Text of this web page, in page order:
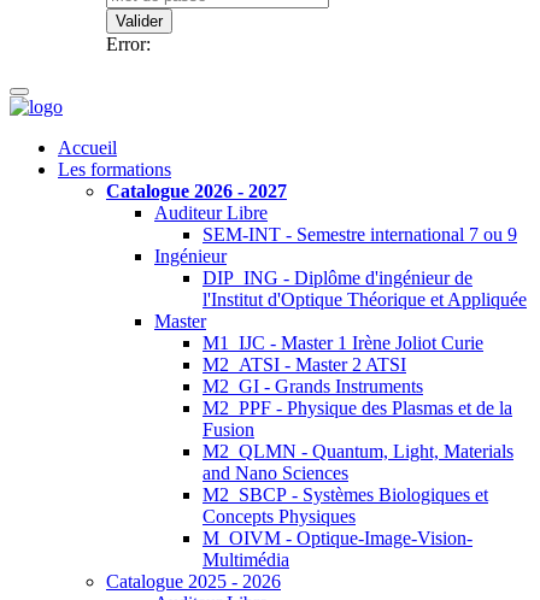
Valider
Error:
Accueil
Les formations
Catalogue 2026 - 2027
Auditeur Libre
SEM-INT - Semestre international 7 ou 9
Ingénieur
DIP_ING - Diplôme d'ingénieur de
l'Institut d'Optique Théorique et Appliquée
Master
M1_IJC - Master 1 Irène Joliot Curie
M2_ATSI - Master 2 ATSI
M2_GI - Grands Instruments
M2_PPF - Physique des Plasmas et de la
Fusion
M2_QLMN - Quantum, Light, Materials
and Nano Sciences
M2_SBCP - Systèmes Biologiques et
Concepts Physiques
M_OIVM - Optique-Image-Vision-
Multimédia
Catalogue 2025 - 2026